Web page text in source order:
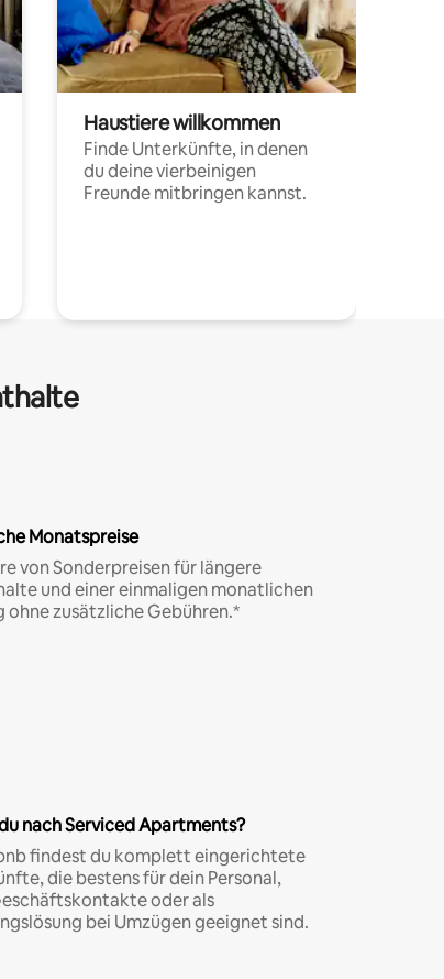
Haustiere willkommen
Finde Unterkünfte, in denen
du deine vierbeinigen
Freunde mitbringen kannst.
Monatspreise
von Sonderpreisen für längere
und einer einmaligen monatlichen
ohne zusätzliche Gebühren.*
nach Serviced Apartments?
findest du komplett eingerichtete
die bestens für dein Personal,
oder als
bei Umzügen geeignet sind.